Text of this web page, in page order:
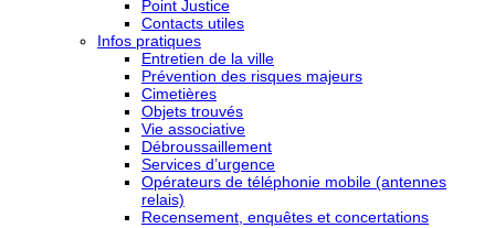
Point Justice
Contacts utiles
Infos pratiques
Entretien de la ville
Prévention des risques majeurs
Cimetières
Objets trouvés
Vie associative
Débroussaillement
Services d’urgence
Opérateurs de téléphonie mobile (antennes
relais)
Recensement, enquêtes et concertations